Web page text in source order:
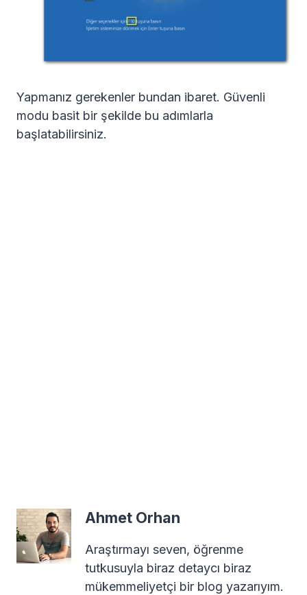
Yapmanız gerekenler bundan ibaret. Güvenli
modu basit bir şekilde bu adımlarla
başlatabilirsiniz.
Ahmet Orhan
Araştırmayı seven, öğrenme
tutkusuyla biraz detaycı biraz
mükemmeliyetçi bir blog yazarıyım.